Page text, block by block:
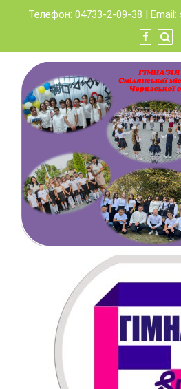
content
Телефон: 04733-2-09-38 | Email: